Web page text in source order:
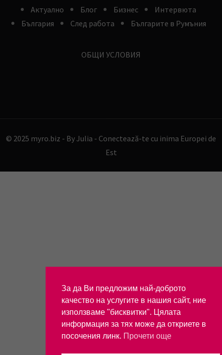
Aктуално Блог Бизнес
Интервюта
България
След работа Българите в Румъния
ОБЩИ УСЛОВИЯ
© 2025 myro.biz - By Julia - Conectează-te cu inima Europei de
Est
За да Ви предложим най-доброто
качество на услугите в нашия сайт, ние
използваме "бисквитки". Цялата
информация за тях може да откриете в
посочения линк. Прочети още